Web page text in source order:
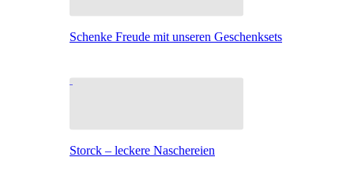
Schenke Freude mit unseren Geschenksets
Storck – leckere Naschereien